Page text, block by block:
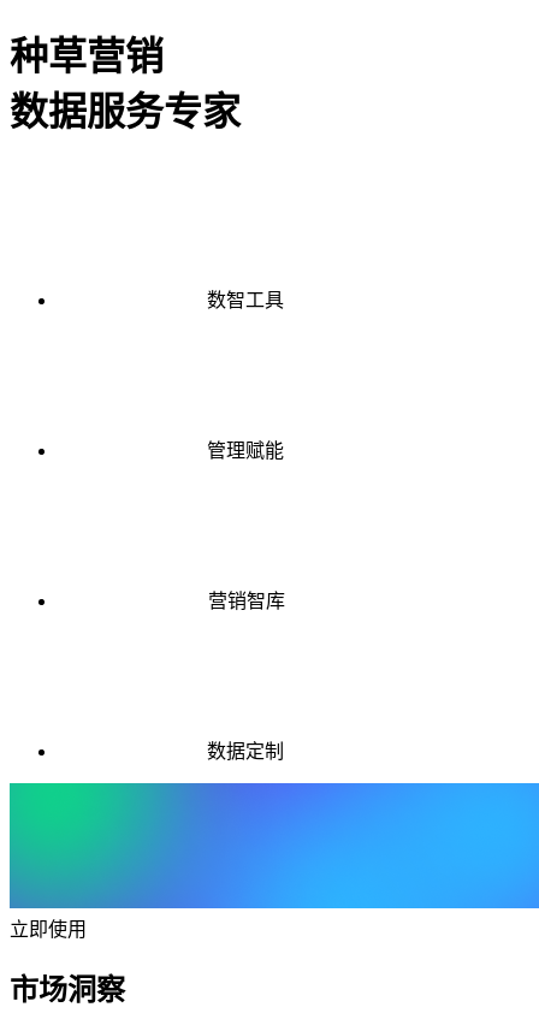
种草营销
数据服务专家
数智工具
管理赋能
营销智库
数据定制
立即使用
市场洞察